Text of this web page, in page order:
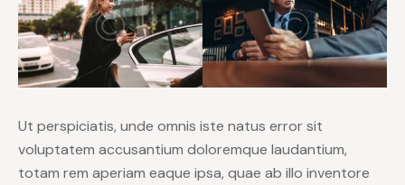
Ut perspiciatis, unde omnis iste natus error sit
voluptatem accusantium doloremque laudantium,
totam rem aperiam eaque ipsa, quae ab illo inventore